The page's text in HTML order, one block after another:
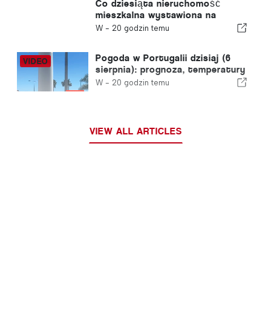
roku w związku z kryzysem w
Ceucie
Co dziesiąta nieruchomość
mieszkalna wystawiona na
sprzedaż w Portugalii znajduje
W - 20 godzin temu
Pogoda w Portugalii dzisiaj (6
sierpnia): prognoza, temperatury
i czego można się spodziewać
W - 20 godzin temu
VIEW ALL ARTICLES